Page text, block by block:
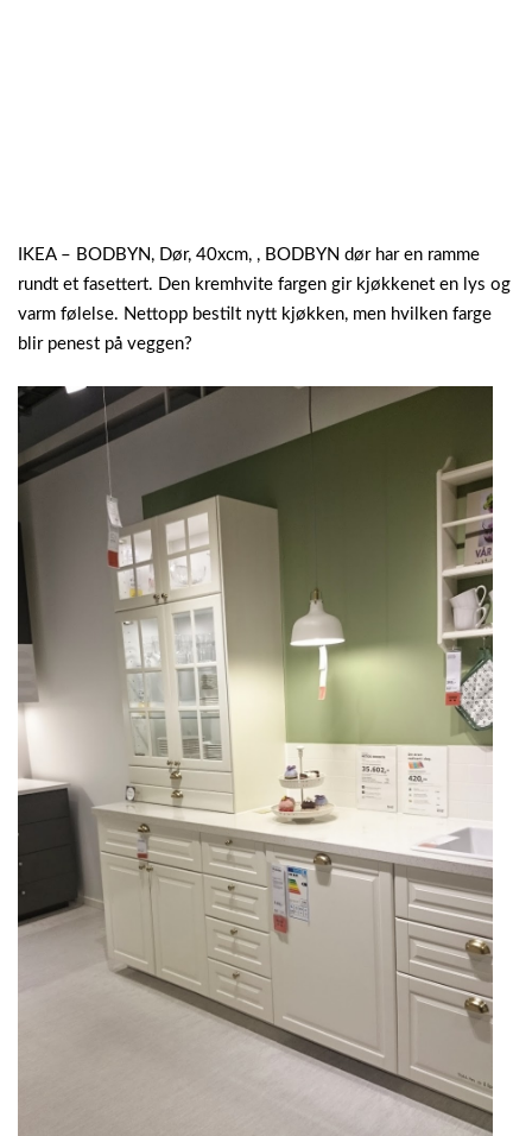
IKEA – BODBYN, Dør, 40xcm, , BODBYN dør har en ramme
rundt et fasettert. Den kremhvite fargen gir kjøkkenet en lys og
varm følelse. Nettopp bestilt nytt kjøkken, men hvilken farge
blir penest på veggen?